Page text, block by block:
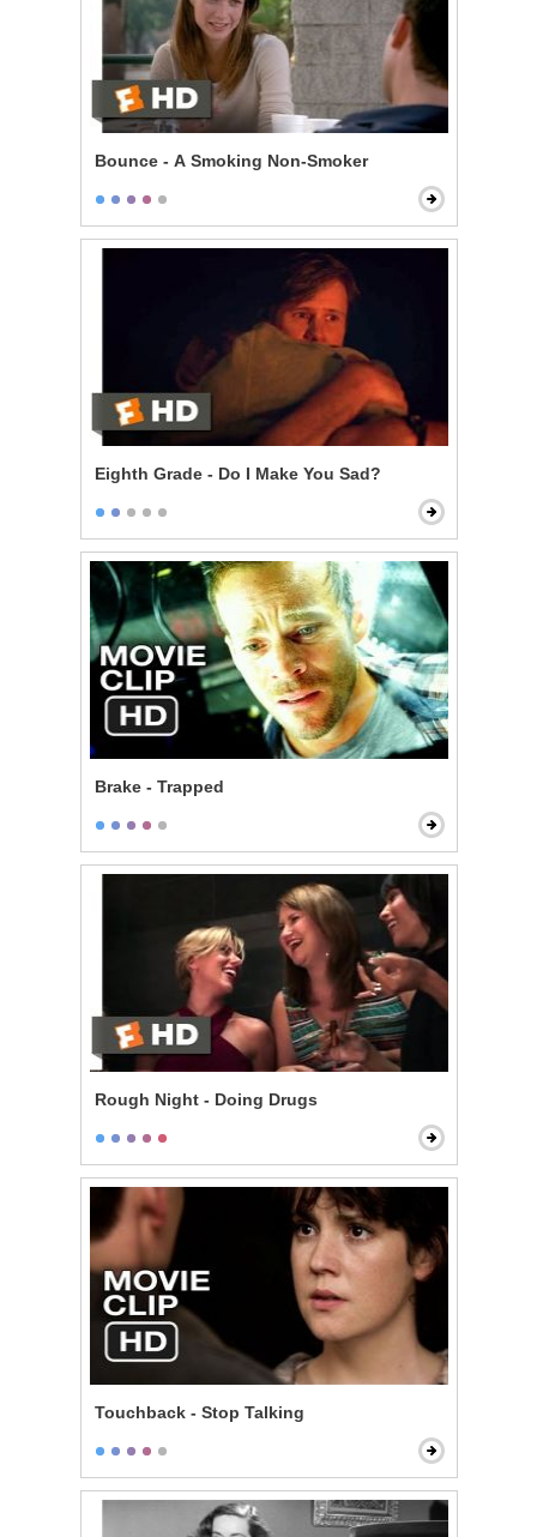
Bounce - A Smoking Non-Smoker
Eighth Grade - Do I Make You Sad?
Brake - Trapped
Rough Night - Doing Drugs
Touchback - Stop Talking